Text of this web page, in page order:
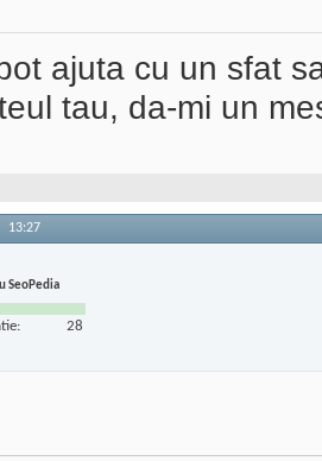
ajuta cu un sfat
tau, da-mi un
13:27
SeoPedia
28